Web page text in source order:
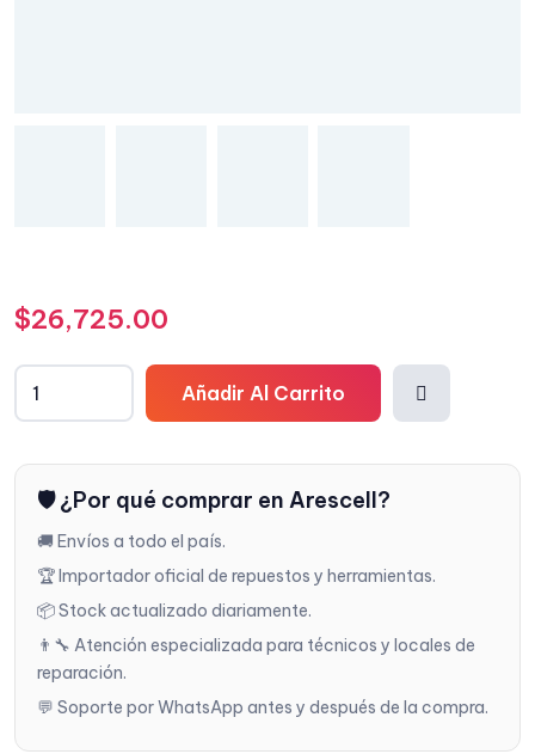
$26,725.00
Añadir Al Carrito
lista
🛡️ ¿Por qué comprar en Arescell?
🚚 Envíos a todo el país.
🏆 Importador oficial de repuestos y herramientas.
📦 Stock actualizado diariamente.
👨‍🔧 Atención especializada para técnicos y locales de
reparación.
💬 Soporte por WhatsApp antes y después de la compra.